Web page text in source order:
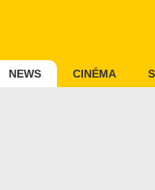
NEWS CINÉMA